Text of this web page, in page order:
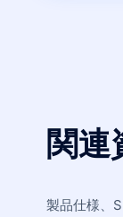
関連
製品仕様、